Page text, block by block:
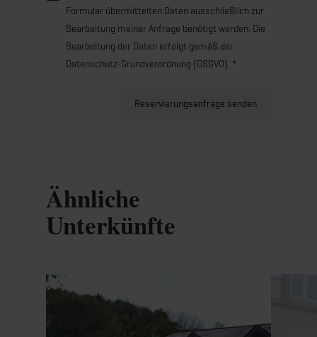
Formular übermittelten Daten ausschließlich zur
Bearbeitung meiner Anfrage benötigt werden. Die
Bearbeitung der Daten erfolgt gemäß der
Datenschutz-Grundverordnung (DSGVO). *
Reservierungsanfrage senden
Ähnliche
Unterkünfte